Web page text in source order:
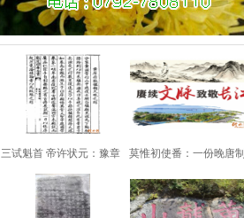
三试魁首 帝许状元：豫章
豪杰黄庠
莫惟初使番：一份晚唐制
书的历史余响